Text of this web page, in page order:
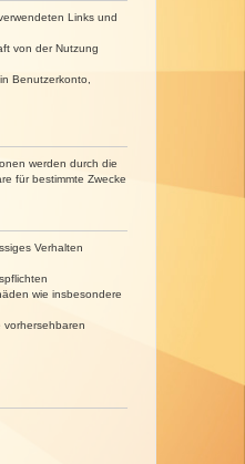
Links und
von der Nutzung
Benutzerkonto,
werden durch die
für bestimmte Zwecke
Verhalten
wie insbesondere
vorhersehbaren